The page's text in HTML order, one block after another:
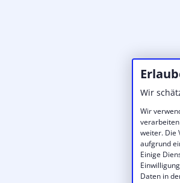
Wir
Wir
weiter. Die
aufgrund
Einige
Daten in